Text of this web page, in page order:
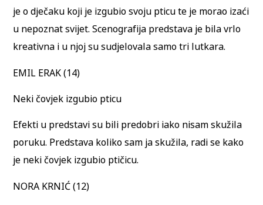
je o dječaku koji je izgubio svoju pticu te je morao izaći
u nepoznat svijet. Scenografija predstava je bila vrlo
kreativna i u njoj su sudjelovala samo tri lutkara.
EMIL ERAK (14)
Neki čovjek izgubio pticu
Efekti u predstavi su bili predobri iako nisam skužila
poruku. Predstava koliko sam ja skužila, radi se kako
je neki čovjek izgubio ptičicu.
NORA KRNIĆ (12)